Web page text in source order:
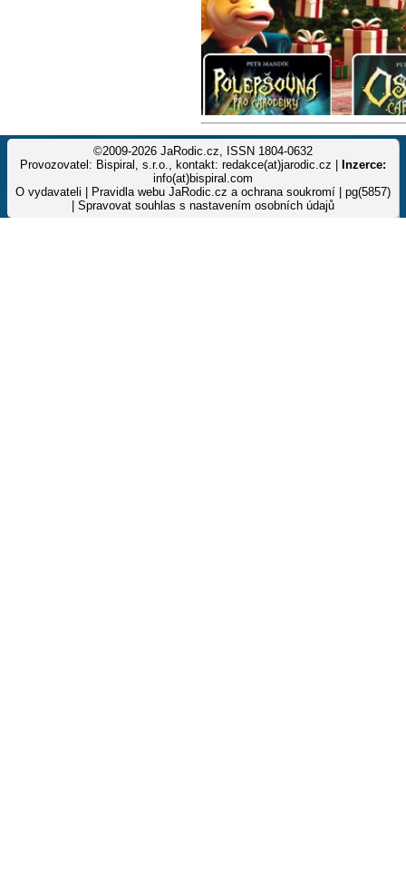
©2009-2026 JaRodic.cz, ISSN 1804-0632
Provozovatel: Bispiral, s.r.o., kontakt: redakce(at)jarodic.cz |
Inzerce:
info(at)bispiral.com
O vydavateli
Pravidla webu JaRodic.cz a ochrana soukromí | pg(5857)
Spravovat souhlas s nastavením osobních údajů